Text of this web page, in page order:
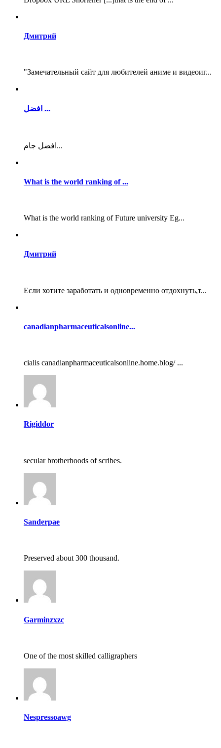
Дмитрий
"Замечательный сайт для любителей аниме и видеоиг...
افضل ...
افضل جام...
What is the world ranking of ...
What is the world ranking of Future university Eg...
Дмитрий
Если хотите заработать и одновременно отдохнуть,т...
canadianpharmaceuticalsonline...
cialis canadianpharmaceuticalsonline.home.blog/ ...
Rigiddor
secular brotherhoods of scribes.
Sanderpae
Preserved about 300 thousand.
Garminzxzc
One of the most skilled calligraphers
Nespressoawg